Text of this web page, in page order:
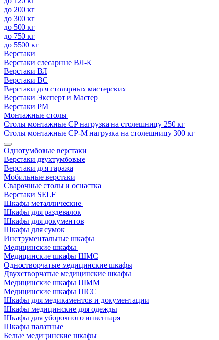
до 200 кг
до 300 кг
до 500 кг
до 750 кг
до 5500 кг
Верстаки
Верстаки слесарные ВЛ-К
Верстаки ВЛ
Верстаки ВС
Верстаки для столярных мастерских
Верстаки Эксперт и Мастер
Верстаки РМ
Монтажные столы
Столы монтажные СP нагрузка на столешницу 250 кг
Столы монтажные СР-М нагрузка на столешницу 300 кг
Однотумбовые верстаки
Верстаки двухтумбовые
Верстаки для гаража
Мобильные верстаки
Сварочные столы и оснастка
Верстаки SELF
Шкафы металлические
Шкафы для раздевалок
Шкафы для документов
Шкафы для сумок
Инструментальные шкафы
Медицинские шкафы
Медицинские шкафы ШМС
Одностворчатые медицинские шкафы
Двухстворчатые медицинские шкафы
Медицинские шкафы ШММ
Медицинские шкафы ШСС
Шкафы для медикаментов и документации
Шкафы медицинские для одежды
Шкафы для уборочного инвентаря
Шкафы палатные
Белые медицинские шкафы